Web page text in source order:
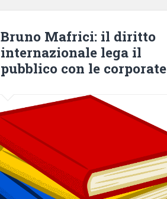
Bruno Mafrici: il diritto
internazionale lega il
pubblico con le corporate